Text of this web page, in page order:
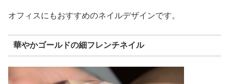
オフィスにもおすすめのネイルデザインです。
華やかゴールドの細フレンチネイル